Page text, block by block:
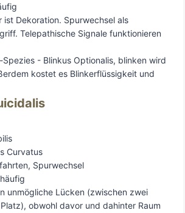
ist Dekoration. Spurwechsel als
Telepathische Signale funktionieren
Curvatus
Spurwechsel
unmögliche Lücken (zwischen zwei
obwohl davor und dahinter Raum